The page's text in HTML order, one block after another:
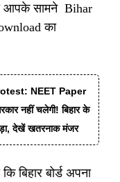
आपके सामने Bihar
का
NEET Paper
नहीं चलेगी! बिहार के
देखें खतरनाक मंजर
बिहार बोर्ड अपना